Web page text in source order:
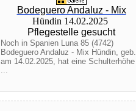
Bodeguero Andaluz - Mix
Hündin 14.02.2025
Pflegestelle gesucht
Noch in Spanien Luna 85 (4742)
Bodeguero Andaluz - Mix Hündin, geb.
am 14.02.2025, hat eine Schulterhöhe
...